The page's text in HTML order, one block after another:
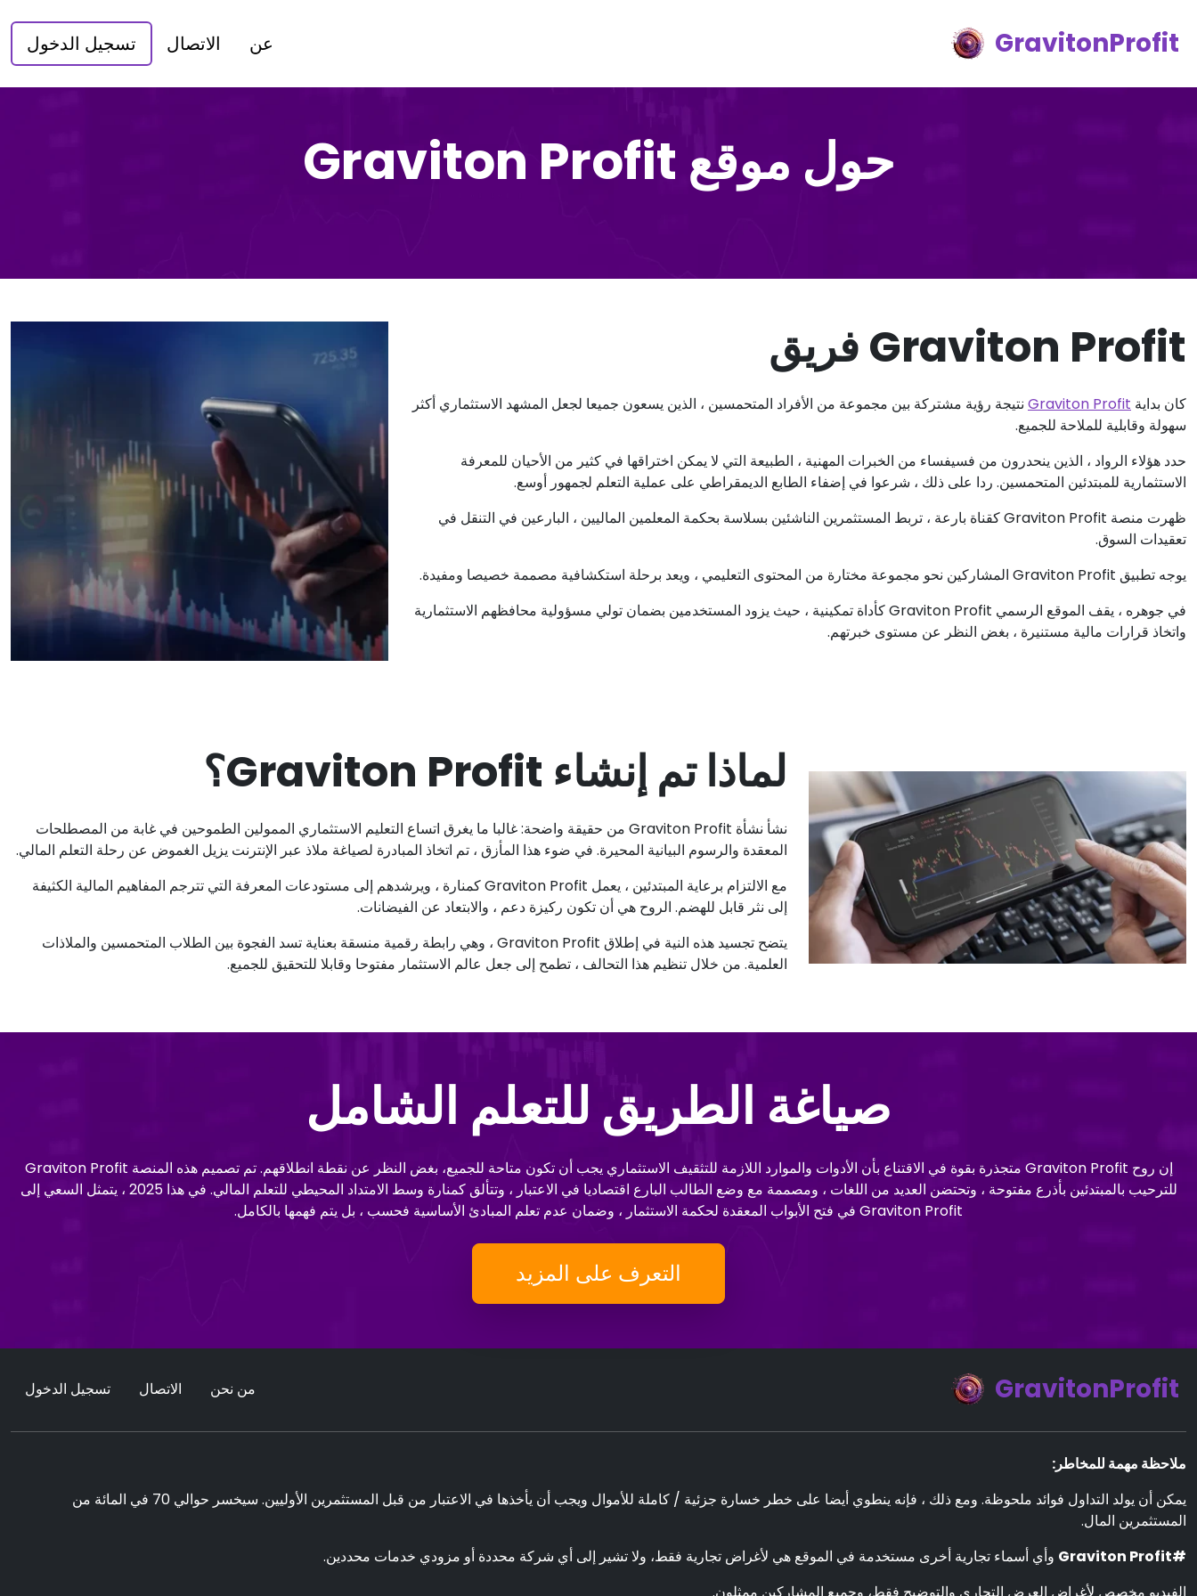
GravitonProfit عن الاتصال تسجيل الدخول
حول موقع Graviton Profit
Graviton Profit فريق
كان بداية Graviton Profit نتيجة رؤية مشتركة بين مجموعة من الأفراد المتحمسين ، الذين يسعون جميعا لجعل المشهد الاستثماري أكثر
سهولة وقابلية للملاحة للجميع.
حدد هؤلاء الرواد ، الذين ينحدرون من فسيفساء من الخبرات المهنية ، الطبيعة التي لا يمكن اختراقها في كثير من الأحيان للمعرفة
الاستثمارية للمبتدئين المتحمسين. ردا على ذلك ، شرعوا في إضفاء الطابع الديمقراطي على عملية التعلم لجمهور أوسع.
ظهرت منصة Graviton Profit كقناة بارعة ، تربط المستثمرين الناشئين بسلاسة بحكمة المعلمين الماليين ، البارعين في التنقل في
تعقيدات السوق.
يوجه تطبيق Graviton Profit المشاركين نحو مجموعة مختارة من المحتوى التعليمي ، ويعد برحلة استكشافية مصممة خصيصا ومفيدة.
في جوهره ، يقف الموقع الرسمي Graviton Profit كأداة تمكينية ، حيث يزود المستخدمين بضمان تولي مسؤولية محافظهم الاستثمارية
واتخاذ قرارات مالية مستنيرة ، بغض النظر عن مستوى خبرتهم.
لماذا تم إنشاء Graviton Profit؟
نشأ نشأة Graviton Profit من حقيقة واضحة: غالبا ما يغرق اتساع التعليم الاستثماري الممولين الطموحين في غابة من المصطلحات
المعقدة والرسوم البيانية المحيرة. في ضوء هذا المأزق ، تم اتخاذ المبادرة لصياغة ملاذ عبر الإنترنت يزيل الغموض عن رحلة التعلم المالي.
مع الالتزام برعاية المبتدئين ، يعمل Graviton Profit كمنارة ، ويرشدهم إلى مستودعات المعرفة التي تترجم المفاهيم المالية الكثيفة
إلى نثر قابل للهضم. الروح هي أن تكون ركيزة دعم ، والابتعاد عن الفيضانات.
يتضح تجسيد هذه النية في إطلاق Graviton Profit ، وهي رابطة رقمية منسقة بعناية تسد الفجوة بين الطلاب المتحمسين والملاذات
العلمية. من خلال تنظيم هذا التحالف ، تطمح إلى جعل عالم الاستثمار مفتوحا وقابلا للتحقيق للجميع.
صياغة الطريق للتعلم الشامل
إن روح Graviton Profit متجذرة بقوة في الاقتناع بأن الأدوات والموارد اللازمة للتثقيف الاستثماري يجب أن تكون متاحة للجميع، بغض النظر عن نقطة انطلاقهم. تم تصميم هذه المنصة Graviton Profit
للترحيب بالمبتدئين بأذرع مفتوحة ، وتحتضن العديد من اللغات ، ومصممة مع وضع الطالب البارع اقتصاديا في الاعتبار ، وتتألق كمنارة وسط الامتداد المحيطي للتعلم المالي. في هذا 2025 ، يتمثل السعي إلى
Graviton Profit في فتح الأبواب المعقدة لحكمة الاستثمار ، وضمان عدم تعلم المبادئ الأساسية فحسب ، بل يتم فهمها بالكامل.
التعرف على المزيد
GravitonProfit من نحن الاتصال تسجيل الدخول
ملاحظة مهمة للمخاطر:
يمكن أن يولد التداول فوائد ملحوظة. ومع ذلك ، فإنه ينطوي أيضا على خطر خسارة جزئية / كاملة للأموال ويجب أن يأخذها في الاعتبار من قبل المستثمرين الأوليين. سيخسر حوالي 70 في المائة من
المستثمرين المال.
#Graviton Profit
وأي أسماء تجارية أخرى مستخدمة في الموقع هي لأغراض تجارية فقط، ولا تشير إلى أي شركة محددة أو مزودي خدمات محددين.
الفيديو مخصص لأغراض العرض التجاري والتوضيح فقط، وجميع المشاركين ممثلون.